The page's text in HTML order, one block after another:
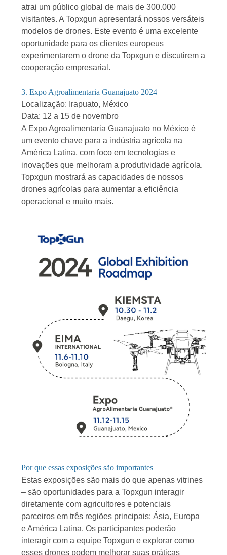
atrai um público global de mais de 300.000
visitantes. A Topxgun apresentará nossos versáteis
modelos de drones. Este evento é uma excelente
oportunidade para os clientes europeus
experimentarem o drone da Topxgun e discutirem a
cooperação empresarial.
3. Expo Agroalimentaria Guanajuato 2024
Localização: Irapuato, México
Data: 12 a 15 de novembro
A Expo Agroalimentaria Guanajuato no México é
um evento chave para a indústria agrícola na
América Latina, com foco em tecnologias e
inovações que melhoram a produtividade agrícola.
Topxgun mostrará as capacidades de nossos
drones agrícolas para aumentar a eficiência
operacional e muito mais.
Por que essas exposições são importantes
Estas exposições são mais do que apenas vitrines
– são oportunidades para a Topxgun interagir
diretamente com agricultores e potenciais
parceiros em três regiões principais: Ásia, Europa
e América Latina. Os participantes poderão
interagir com a equipe Topxgun e explorar como
esses drones podem melhorar suas práticas